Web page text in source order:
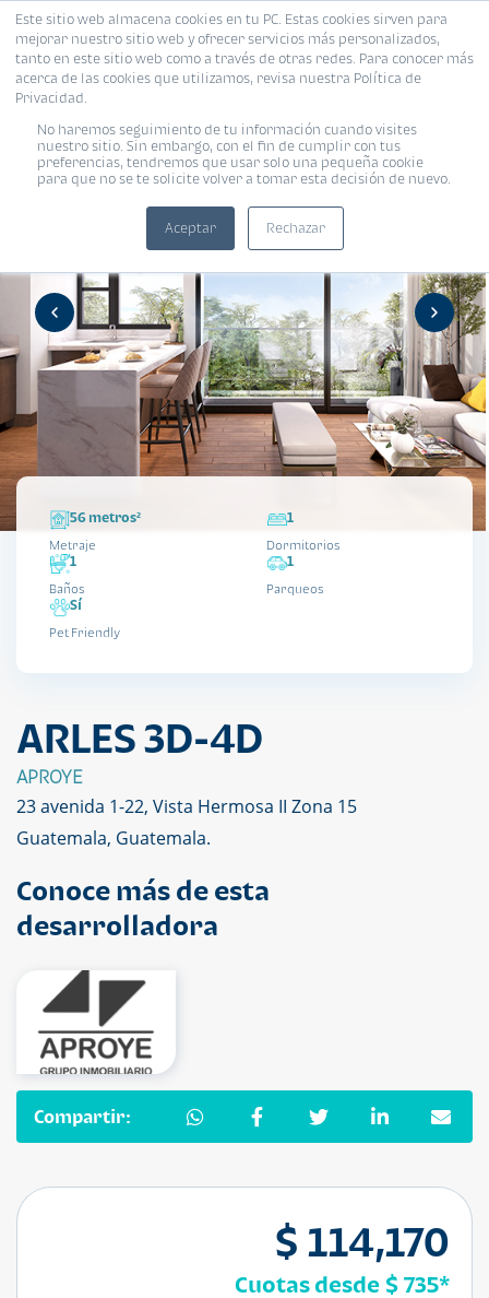
Este sitio web almacena cookies en tu PC. Estas cookies sirven para
mejorar nuestro sitio web y ofrecer servicios más personalizados,
tanto en este sitio web como a través de otras redes. Para conocer más
acerca de las cookies que utilizamos, revisa nuestra Política de
Privacidad.
No haremos seguimiento de tu información cuando visites
nuestro sitio. Sin embargo, con el fin de cumplir con tus
preferencias, tendremos que usar solo una pequeña cookie
para que no se te solicite volver a tomar esta decisión de nuevo.
Aceptar Rechazar
56 metros²
Metraje
1
Dormitorios
1
Baños
1
Parqueos
Sí
Pet Friendly
ARLES 3D-4D
APROYE
23 avenida 1-22, Vista Hermosa II Zona 15
Guatemala, Guatemala.
Conoce más de esta
desarrolladora
Compartir:
$ 114,170
Cuotas desde $ 735*